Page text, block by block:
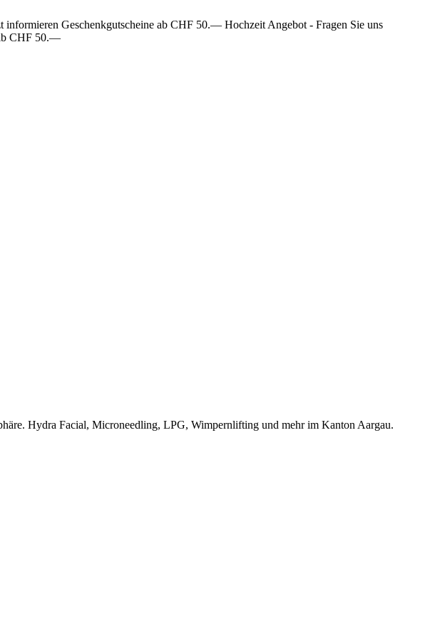
informieren Geschenkgutscheine ab CHF 50.— Hochzeit Angebot - Fragen Sie uns
CHF 50.—
Hydra Facial, Microneedling, LPG, Wimpernlifting und mehr im Kanton Aargau.